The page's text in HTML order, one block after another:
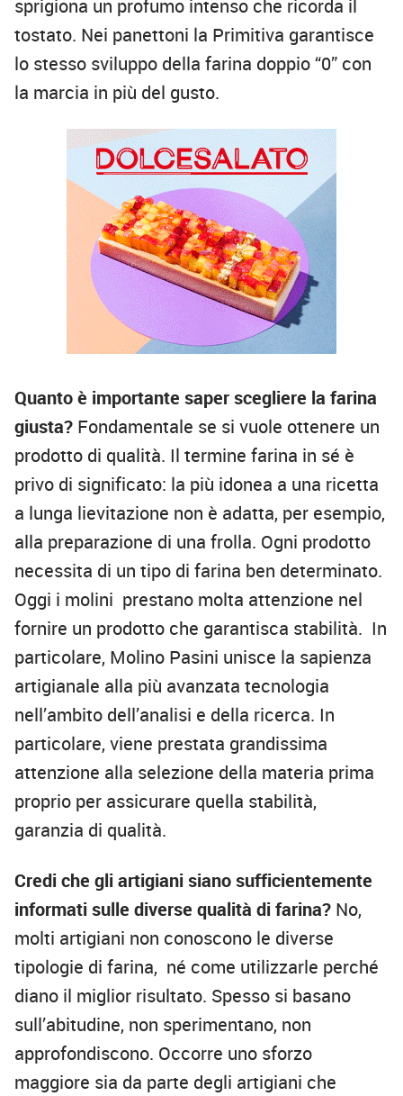
sprigiona un profumo intenso che ricorda il
tostato. Nei panettoni la Primitiva garantisce
lo stesso sviluppo della farina doppio “0” con
la marcia in più del gusto.
Quanto è importante saper scegliere la farina
giusta? Fondamentale se si vuole ottenere un
prodotto di qualità. Il termine farina in sé è
privo di significato: la più idonea a una ricetta
a lunga lievitazione non è adatta, per esempio,
alla preparazione di una frolla. Ogni prodotto
necessita di un tipo di farina ben determinato.
Oggi i molini prestano molta attenzione nel
fornire un prodotto che garantisca stabilità. In
particolare, Molino Pasini unisce la sapienza
artigianale alla più avanzata tecnologia
nell’ambito dell’analisi e della ricerca. In
particolare, viene prestata grandissima
attenzione alla selezione della materia prima
proprio per assicurare quella stabilità,
garanzia di qualità.
Credi che gli artigiani siano sufficientemente
informati sulle diverse qualità di farina? No,
molti artigiani non conoscono le diverse
tipologie di farina, né come utilizzarle perché
diano il miglior risultato. Spesso si basano
sull’abitudine, non sperimentano, non
approfondiscono. Occorre uno sforzo
maggiore sia da parte degli artigiani che